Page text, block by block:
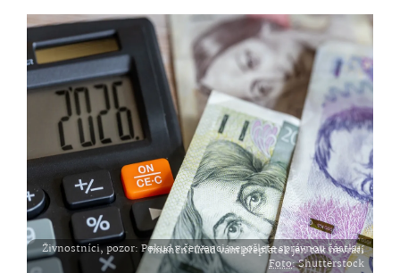
Živnostníci, pozor: Pokud v červenci nepošlete správnou částku, finanční úřad vám přeplatek jen tak nevrátí
Foto: Shutterstock